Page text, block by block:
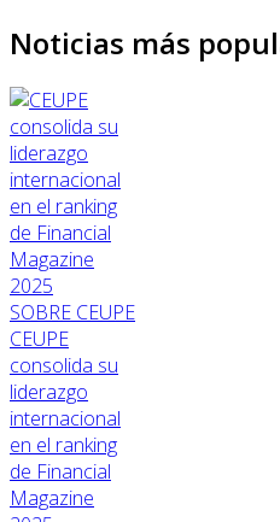
Noticias más
SOBRE CEUPE
CEUPE
consolida su
liderazgo
internacional
en el ranking
de Financial
Magazine